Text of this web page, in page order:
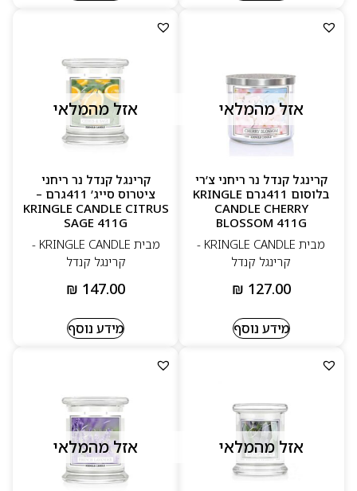
אזל מהמלאי
קרינגל קנדל נר ריחני צ’רי
בלוסום 411גרם KRINGLE
CANDLE CHERRY
BLOSSOM 411G
מבית KRINGLE CANDLE -
קרינגל קנדל
₪ 127.00
מידע נוסף
אזל מהמלאי
קרינגל קנדל נר ריחני
ציטרוס סייג’ 411גרם –
KRINGLE CANDLE CITRUS
SAGE 411G
מבית KRINGLE CANDLE -
קרינגל קנדל
₪ 147.00
מידע נוסף
אזל מהמלאי אזל מהמלאי